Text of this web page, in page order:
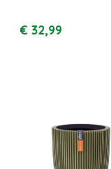
€ 32,99